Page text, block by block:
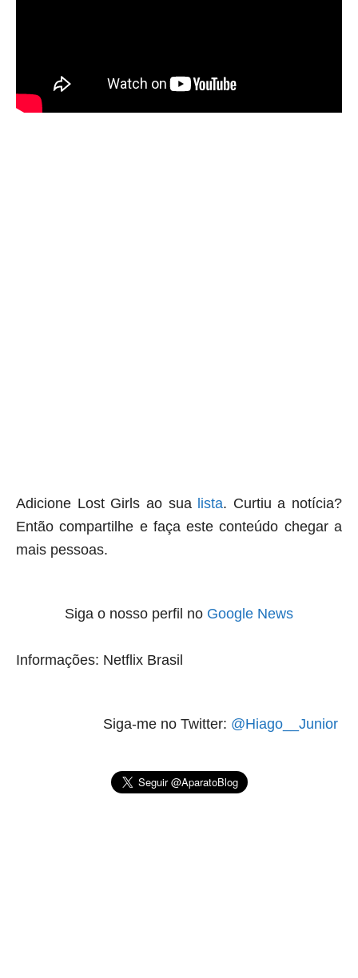
Adicione Lost Girls ao sua lista. Curtiu a notícia?
Então compartilhe e faça este conteúdo chegar a
mais pessoas.
Siga o nosso perfil no Google News
Informações: Netflix Brasil
Siga-me no Twitter: @Hiago__Junior